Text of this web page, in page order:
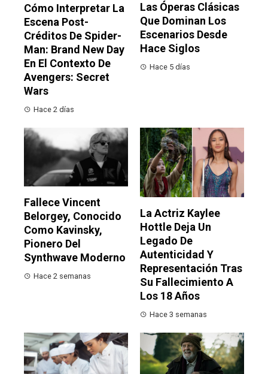
Cómo Interpretar La
Escena Post-
Créditos De Spider-
Man: Brand New Day
En El Contexto De
Avengers: Secret
Wars
Hace 2 días
Las Óperas Clásicas
Que Dominan Los
Escenarios Desde
Hace Siglos
Hace 5 días
Fallece Vincent
Belorgey, Conocido
Como Kavinsky,
Pionero Del
Synthwave Moderno
Hace 2 semanas
La Actriz Kaylee
Hottle Deja Un
Legado De
Autenticidad Y
Representación Tras
Su Fallecimiento A
Los 18 Años
Hace 3 semanas